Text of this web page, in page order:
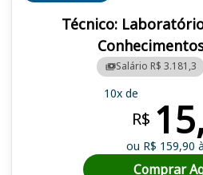
Técnico:
Salário R$ 3.181,3
10x de
R$
ou R$ 159,90
Comprar